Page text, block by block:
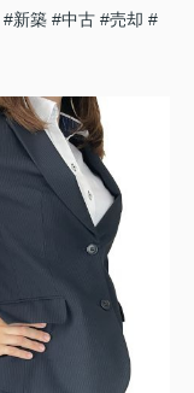
#新築 #中古 #売却 #